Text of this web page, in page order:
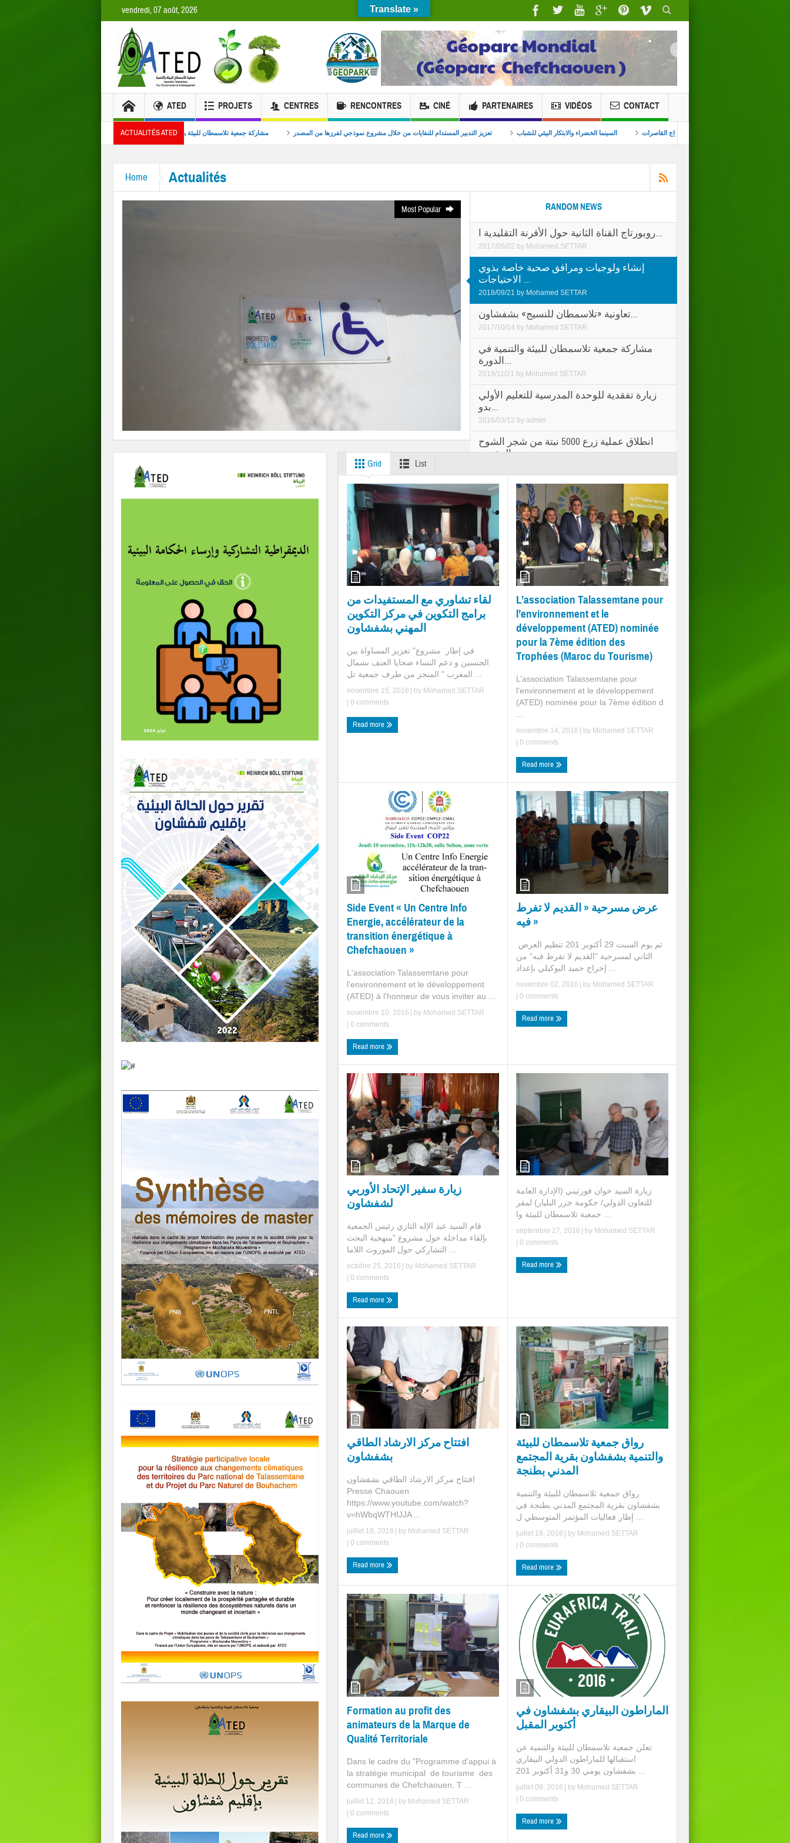
vendredi, 07 août, 2026
ATED PROJETS CENTRES RENCONTRES CINÉ PARTENAIRES VIDÉOS CONTACT
ACTUALITÉS ATED
مشاركة جمعية تلاسمطان للبيئة والتنمية في تنظيم ندوة علمية بكلية العلوم تعزيز التدبير المستدام للنفايات من خلال مشروع نموذجي لفرزها من المصدر السينما الخضراء والابتكار البيئي للشباب تلاسمطان للبيئة والتنمية بندوة بطنجة بمداخلة حول ظاهرة زواج القاصرات
Home Actualités
Most Popular RANDOM NEWS
روبورتاج القناة الثانية حول الأفرنة التقليدية ا...
2017/05/02 by Mohamed SETTAR
إنشاء ولوجيات ومرافق صحية خاصة بذوي
الاحتياجات ...
2018/09/21 by Mohamed SETTAR
تعاونية «تلاسمطان للنسيج» بشفشاون...
2017/10/14 by Mohamed SETTAR
مشاركة جمعية تلاسمطان للبيئة والتنمية في
الدورة...
2019/11/21 by Mohamed SETTAR
زيارة تفقدية للوحدة المدرسية للتعليم الأولي
بدو...
2016/03/12 by admin
انطلاق عملية زرع 5000 نبتة من شجر الشوح
المغربي...
Grid List
لقاء تشاوري مع المستفيدات من
برامج التكوين في مركز التكوين
المهني بشفشاون
في إطار مشروع" تعزيز المساواة بين
الجنسين و دعم النساء ضحايا العنف بشمال
المغرب " المنجز من طرف جمعية تل ...
novembre 15, 2016 | by Mohamed SETTAR
0 comments
Read more
L’association Talassemtane pour
l’environnement et le
développement (ATED) nominée
pour la 7ème édition des
Trophées (Maroc du Tourisme)
L’association Talassemtane pour
l'environnement et le développement
(ATED) nominée pour la 7ème édition d
...
novembre 14, 2016 | by Mohamed SETTAR
0 comments
Read more
Side Event « Un Centre Info
Energie, accélérateur de la
transition énergétique à
Chefchaouen »
L'association Talassemtane pour
l'environnement et le développement
(ATED) à l'honneur de vous inviter au ...
novembre 10, 2016 | by Mohamed SETTAR
| 0 comments
Read more
عرض مسرحية « القديم لا تفرط
فيه »
الثاني لمسرحية "القديم لا تفرط فيه" من
novembre 02, 2016 | by Mohamed SETTAR
| 0 comments
Read more
زيارة سفير الإتحاد الأوربي
لشفشاون
قام السيد عبد الإله التازي رئيس الجمعية
بإلقاء مداخلة حول مشروع "منهجية البحث
octobre 25, 2016 | by Mohamed SETTAR
0 comments
Read more
زيارة السيد خوان فورتيني (الإدارة العامة
للتعاون الدولي/ حكومة جزر البليار) لمقر
septembre 27, 2016 | by Mohamed SETTAR
0 comments
Read more
افتتاح مركز الارشاد الطاقي
بشفشاون
افتتاح مركز الارشاد الطاقي بشفشاون
Presse Chaouen
https://www.youtube.com/watch?
v=hWbqWTHIJJA ...
juillet 18, 2016 | by Mohamed SETTAR
0 comments
Read more
رواق جمعية تلاسمطان للبيئة
والتنمية بشفشاون بقرية المجتمع
المدني بطنجة
رواق جمعية تلاسمطان للبيئة والتنمية
بشفشاون بقرية المجتمع المدني بطنجة في
إطار فعاليات المؤتمر المتوسطي ل ...
juillet 18, 2016 | by Mohamed SETTAR
0 comments
Read more
Formation au profit des
animateurs de la Marque de
Qualité Territoriale
Dans le cadre du "Programme d’appui à
la stratégie municipal de tourisme des
communes de Chefchaouen, T ...
juillet 12, 2016 | by Mohamed SETTAR
| 0 comments
Read more
الماراطون البيقاري بشفشاون في
أكتوبر المقبل
تعلن جمعية تلاسمطان للبيئة والتنمية عن
استقبالها للماراطون الدولي البيقاري
juillet 09, 2016 | by Mohamed SETTAR
| 0 comments
Read more
Translate »